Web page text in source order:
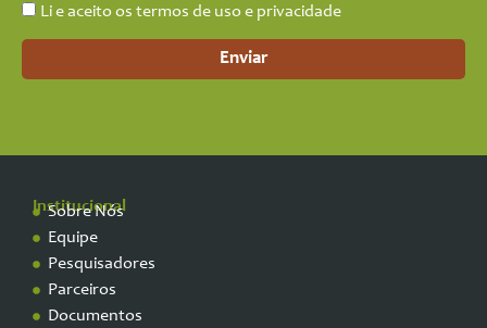
Li e aceito os termos de uso e privacidade
Enviar
Institucional
Sobre Nós
Equipe
Pesquisadores
Parceiros
Documentos